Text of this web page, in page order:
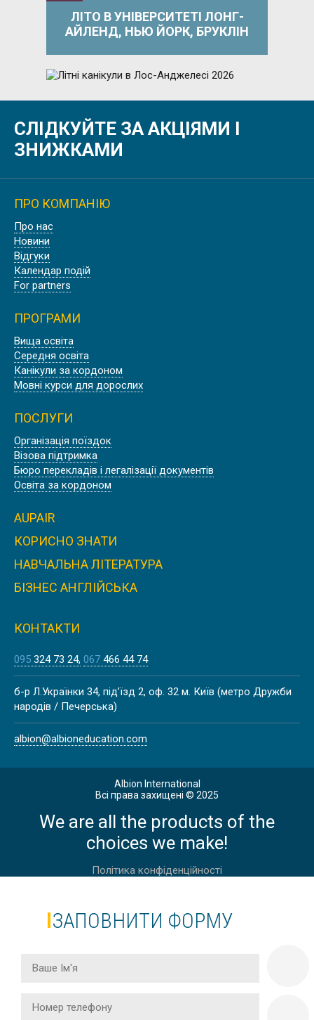
ЛІТО В УНІВЕРСИТЕТІ ЛОНГ-
АЙЛЕНД, НЬЮ ЙОРК, БРУКЛІН
ЛІТНІ КАНІКУЛИ В ЛОС-
АНДЖЕЛЕСІ 2026
ЛІТНІ КАНІКУЛИ В ОКСФОРДІ
Літо
АНГЛІЙСЬКІ КАНІКУЛИ В ЛОНДОНІ
ЛІТНІ КАНІКУЛИ В БАТІ
Літо
ЛІТНІ КАНІКУЛИ НА МАЛЬТІ,
ВАЛЛЕТТА | CAVENDISH SCHOOL
ВЕСНЯНІ КАНІКУЛИ У ЙОРКШИРІ
ВЕСНЯНІ КАНІКУЛИ У АНГЛІЇ,
ЛОНДОН, DAVID GAME COLLEGE
Весна
СЛІДКУЙТЕ ЗА АКЦІЯМИ І
ЗНИЖКАМИ
ПРО КОМПАНІЮ
Про нас
Новини
Відгуки
Календар подій
For partners
ПРОГРАМИ
Вища освіта
Середня освіта
Канікули за кордоном
Мовні курси для дорослих
ПОСЛУГИ
Організація поїздок
Візова підтримка
Бюро перекладів і легалізації документів
Освіта за кордоном
AUPAIR
КОРИСНО ЗНАТИ
НАВЧАЛЬНА ЛІТЕРАТУРА
БІЗНЕС АНГЛІЙСЬКА
КОНТАКТИ
095 324 73 24 067 466 44 74
б-р Л.Українки 34, під’їзд 2, оф. 32 м. Київ (метро Дружби
народів / Печерська)
albion@albioneducation.com
Albion International
Всі права захищені © 2025
We are all the products of the
choices we make!
Політика конфіденційності
ЗАПОВНИТИ ФОРМУ